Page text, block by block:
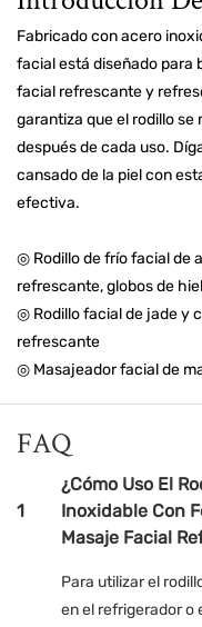
Fabricado con acero
facial está diseñado para
facial refrescante y
garantiza que el rodillo
después de cada uso.
cansado de la piel con
efectiva.
◎ Rodillo de frío facial de
refrescante, globos de
◎ Rodillo facial de jade y
refrescante
◎ Masajeador facial de
FAQ
1
¿Cómo Uso El
Inoxidable Con
Masaje Facial
Para utilizar el
en el refrigerador o